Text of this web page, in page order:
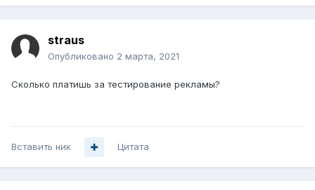
straus
Опубликовано 2 марта, 2021
Сколько платишь за тестирование рекламы?
Вставить ник Цитата